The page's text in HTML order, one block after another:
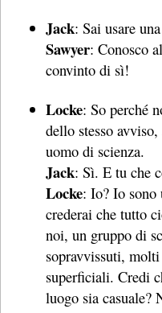
Jack: Sai usare
Sawyer: Conosco
convinto di sì!
Locke: So perché
dello stesso
uomo di scienza.
Jack: Sì. E tu che
Locke: Io? Io sono
crederai che tutto
noi, un gruppo di
sopravvissuti,
superficiali. Credi
luogo sia casuale?